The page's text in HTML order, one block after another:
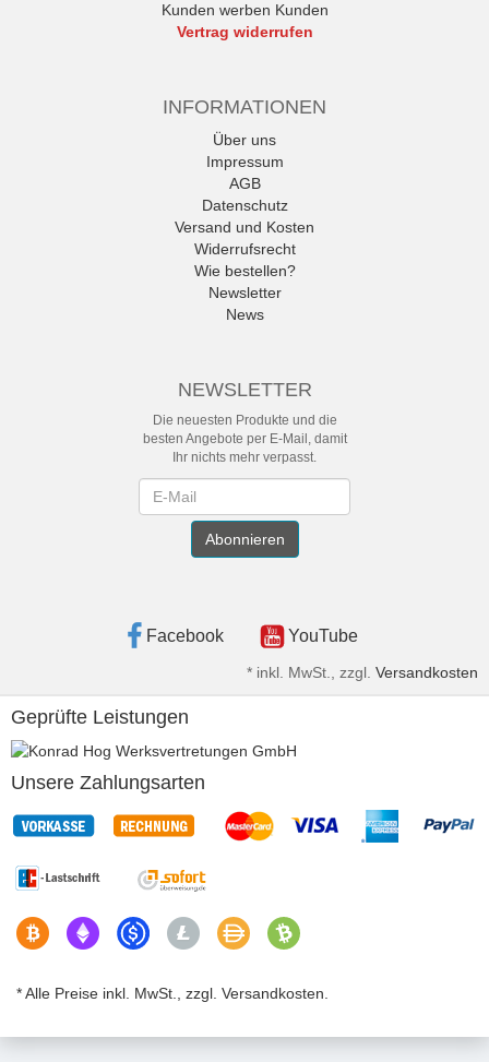
Kunden werben Kunden
Vertrag widerrufen
INFORMATIONEN
Über uns
Impressum
AGB
Datenschutz
Versand und Kosten
Widerrufsrecht
Wie bestellen?
Newsletter
News
NEWSLETTER
Die neuesten Produkte und die
besten Angebote per E-Mail, damit
Ihr nichts mehr verpasst.
Abonnieren
Facebook YouTube
* inkl. MwSt., zzgl. Versandkosten
Geprüfte Leistungen
Unsere Zahlungsarten
* Alle Preise inkl. MwSt., zzgl. Versandkosten.